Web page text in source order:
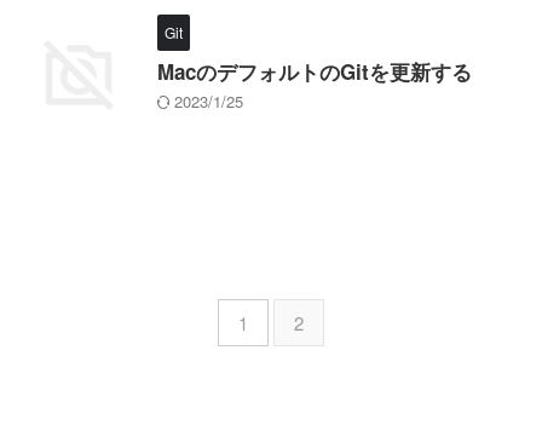
Git
MacのデフォルトのGitを更新する
2023/1/25
1 2